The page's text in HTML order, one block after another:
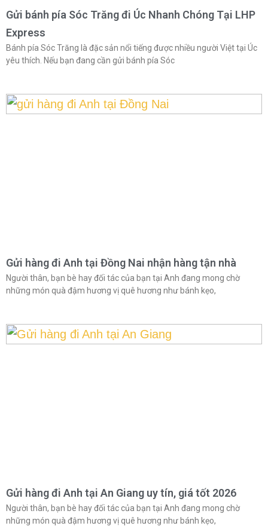
Gửi bánh pía Sóc Trăng đi Úc Nhanh Chóng Tại LHP
Express
Bánh pía Sóc Trăng là đặc sản nổi tiếng được nhiều người Việt tại Úc
yêu thích. Nếu bạn đang cần gửi bánh pía Sóc
Gửi hàng đi Anh tại Đồng Nai nhận hàng tận nhà
Người thân, bạn bè hay đối tác của bạn tại Anh đang mong chờ
những món quà đậm hương vị quê hương như bánh kẹo,
Gửi hàng đi Anh tại An Giang uy tín, giá tốt 2026
Người thân, bạn bè hay đối tác của bạn tại Anh đang mong chờ
những món quà đậm hương vị quê hương như bánh kẹo,